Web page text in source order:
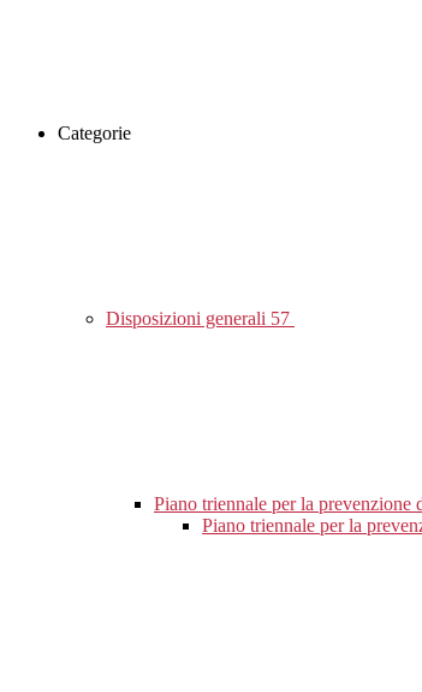
Categorie
Disposizioni generali 57
Piano triennale per la prevenzione
Piano triennale per la